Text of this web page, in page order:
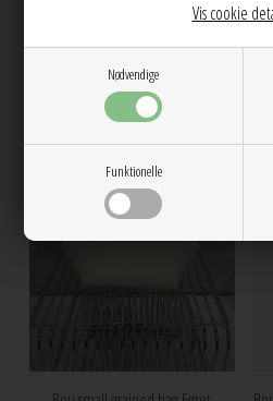
Nødvendige
Funktionelle
Vis cookie